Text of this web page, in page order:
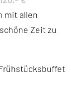
mit allen
Zeit zu